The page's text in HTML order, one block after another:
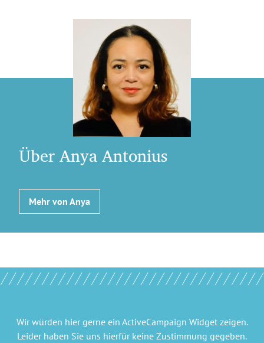
Über Anya Antonius
Mehr von Anya
Wir würden hier gerne ein ActiveCampaign Widgetzeigen.
Leider haben Sie uns hierfür keine Zustimmung gegeben.